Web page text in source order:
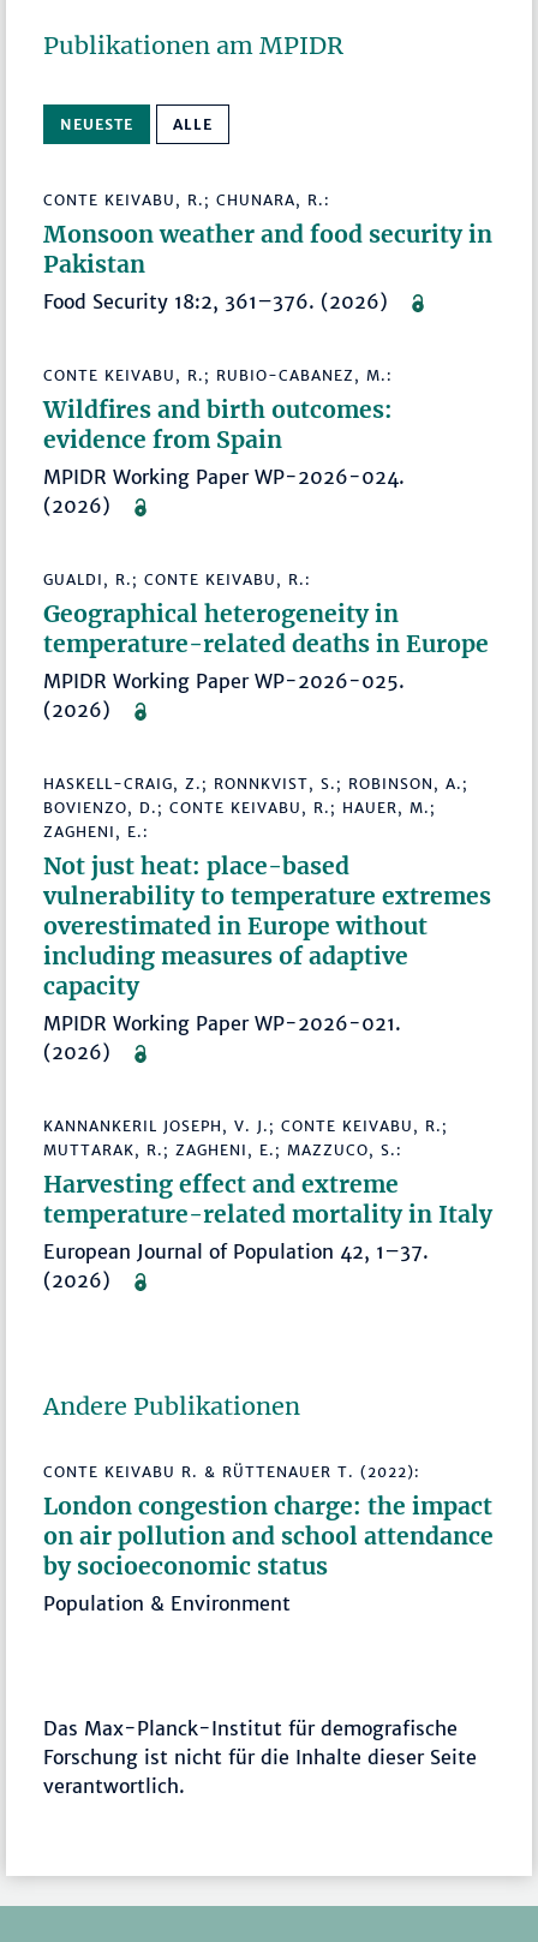
Publikationen am MPIDR
NEUESTE ALLE
CONTE KEIVABU, R.; CHUNARA, R.:
Monsoon weather and food security in
Pakistan
Food Security 18:2, 361–376. (2026)
CONTE KEIVABU, R.; RUBIO-CABANEZ, M.:
Wildfires and birth outcomes:
evidence from Spain
MPIDR Working Paper WP-2026-024.
(2026)
GUALDI, R.; CONTE KEIVABU, R.:
Geographical heterogeneity in
temperature-related deaths in Europe
MPIDR Working Paper WP-2026-025.
(2026)
HASKELL-CRAIG, Z.; RONNKVIST, S.; ROBINSON, A.;
BOVIENZO, D.; CONTE KEIVABU, R.; HAUER, M.;
ZAGHENI, E.:
Not just heat: place-based
vulnerability to temperature extremes
overestimated in Europe without
including measures of adaptive
capacity
MPIDR Working Paper WP-2026-021.
(2026)
KANNANKERIL JOSEPH, V. J.; CONTE KEIVABU, R.;
MUTTARAK, R.; ZAGHENI, E.; MAZZUCO, S.:
Harvesting effect and extreme
temperature-related mortality in Italy
European Journal of Population 42, 1–37.
(2026)
Andere Publikationen
CONTE KEIVABU R. & RÜTTENAUER T. (2022):
London congestion charge: the impact
on air pollution and school attendance
by socioeconomic status
Population & Environment
Das Max-Planck-Institut für demografische
Forschung ist nicht für die Inhalte dieser Seite
verantwortlich.